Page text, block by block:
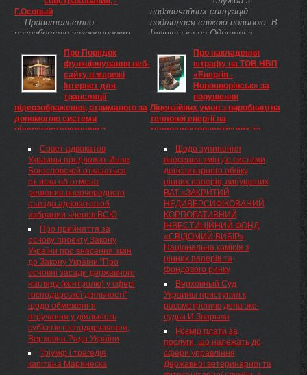
Г.Осовый
Правительство
разработало законопроект,
ликвидацию всех фондов
социального страхования и
создание на их месте
государственной структуры,
которая будет распоряжаться
страховыми ...
Про Порядок
функціонування веб-
сайту в мережі
Інтернет для
трансляції
відеозображення, отриманого за
допомогою системи
відеоспостереження з
дільниці під час голосування на
виборах народних депутатів
України 28 жовтня 2012 року,
Центральна виборча комісія
Порядок регламентує
питання функціонування веб-
сайту в мережі Інтернет для
трансляції відеозображення,
отриманого за допомогою
системи відеоспостереження з
приміщення звичайної виборчої
дільниці ...
Совет адвокатов
Украины предложит Инне
Богословской отказаться
от иска об отмене
решения внеочередного
съезда адвокатов об
избрании членов ВСЮ
Про прийняття за
основу проекту Закону
України про внесення змін
до Закону України "Про
основні засади державного
нагляду (контролю) у сфері
господарської діяльності"
щодо обмеження
втручання у діяльність
суб'єктів господарювання,
Верховна Рада України
Тріумф і трагедія
капітана Маринеска
надзвичайних ситуацій
поділилася свіжою новиною: В
Іллічівську на Одещині з
інфекційного відділення лікарні
з попереднім діагнозом харчове
отруєння ...
Про накладення
штрафу на ТОВ НВП
«Енергія -
Новояворівськ» за
порушення
Ліцензійних умов з виробництва
теплової енергії на
теплоелектроцентралях та
нетрадиційних або
поновлюваних джерел енергії та
необхідність усунення порушень
Ліцензійних умов з виробництва
теплової енергії на
теплоелектроцентралях та
установках з використанням
нетрадиційних або
поновлюваних джерел енергії,
Національна комісія, що
здійснює державне
регулювання у сфері енергетики
Про накладення штрафу на
ТОВ НВП «Енергія —
Новояворівськ» за порушення
Ліцензійних умов з
виробництва теплової енергії
на теплоелектроцентралях
та установках з
використанням нетрадиційних
або поновлюваних джерел
Щодо зупинення
внесення змін до системи
депозитарного обліку
цінних паперів, випущених
ВАТ «ЗАКРИТИЙ
НЕДИВЕРСИФІКОВАНИЙ
КОРПОРАТИВНИЙ
ІНВЕСТИЦІЙНИЙ ФОНД
«СВІДОМИЙ ВИБІР»,
Національна комісія з
цінних паперів та
фондового ринку
Верховный Суд
Украины приступил к
рассмотрению дела экс-
судьи И.Зварыча
Розмір плати за
послуги, що належать до
сфери управління
Державної ветеринарної та